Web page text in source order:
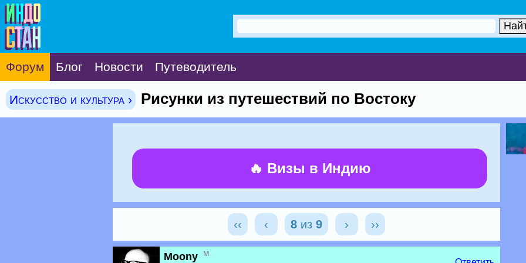
Форум Блог Новости Путеводитель
Искусство и культура › Рисунки из путешествий по Востоку
🔥 Визы в Индию
‹‹ ‹ 8 из 9 › ››
Moony м